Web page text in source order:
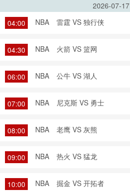
2026-07-17
04:00
NBA 雷霆 VS 独行侠
04:30 NBA 火箭 VS 篮网
06:00 NBA 公牛 VS 湖人
07:00 NBA 尼克斯 VS 勇士
08:00 NBA 老鹰 VS 灰熊
09:00 NBA 热火 VS 猛龙
10:00 NBA 掘金 VS 开拓者